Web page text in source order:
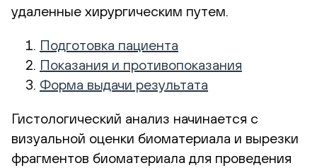
удаленные хирургическим путем.
Подготовка пациента
Показания и противопоказания
Форма выдачи результата
Гистологический анализ начинается с
визуальной оценки биоматериала и вырезки
фрагментов биоматериала для проведения